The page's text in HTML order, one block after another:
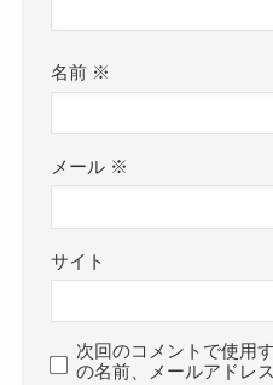
名前 ※
メール ※
サイト
次回のコメントで使用
の名前、メールアドレ